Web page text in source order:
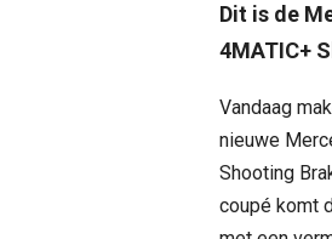
Dit is de
4MATIC+
Vandaag
nieuwe
Shooting
coupé komt